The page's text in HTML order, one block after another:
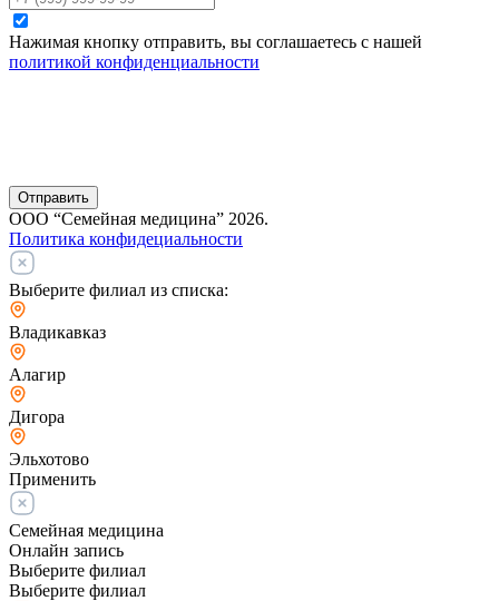
Нажимая кнопку отправить, вы соглашаетесь с нашей
политикой конфиденциальности
Отправить
ООО “Семейная медицина” 2026.
Политика конфидециальности
Выберите филиал из списка:
Владикавказ
Алагир
Дигора
Эльхотово
Применить
Семейная медицина
Онлайн запись
Выберите филиал
Выберите филиал